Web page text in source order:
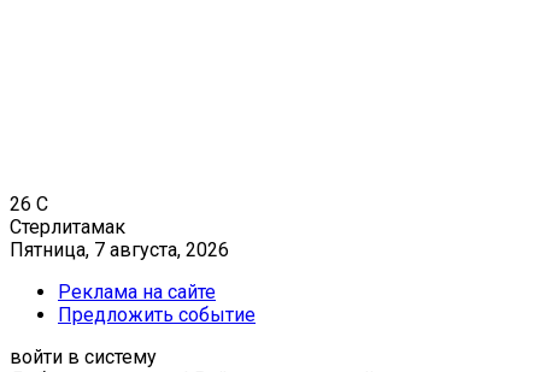
26 C
Стерлитамак
Пятница, 7 августа, 2026
Реклама на сайте
Предложить событие
войти в систему